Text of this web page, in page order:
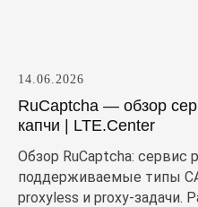
14.06.2026
RuCaptcha — обзор
капчи | LTE.Center
Обзор RuCaptcha: сервис
поддерживаемые типы
proxyless и proxy-задачи.